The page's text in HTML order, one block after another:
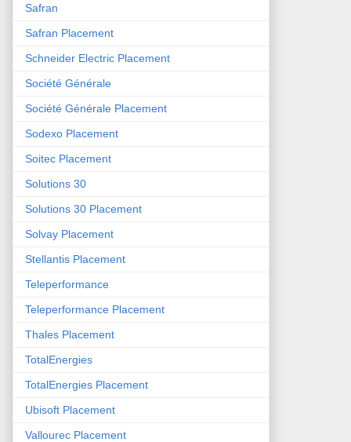
Safran
Safran Placement
Schneider Electric Placement
Société Générale
Société Générale Placement
Sodexo Placement
Soitec Placement
Solutions 30
Solutions 30 Placement
Solvay Placement
Stellantis Placement
Teleperformance
Teleperformance Placement
Thales Placement
TotalEnergies
TotalEnergies Placement
Ubisoft Placement
Vallourec Placement